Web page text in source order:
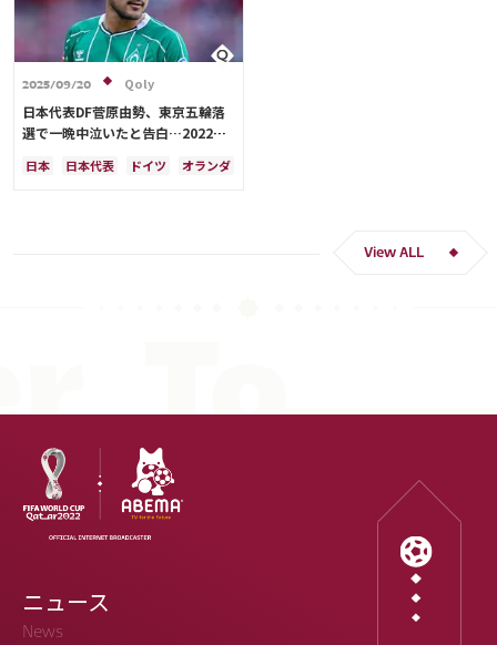
2025/09/20 Qoly
日本代表DF菅原由勢、東京五輪落
選で一晩中泣いたと告白…2022年
く「受け入れるのは難しかった」
日本 日本代表 ドイツ オランダ
View ALL
ニュース
News